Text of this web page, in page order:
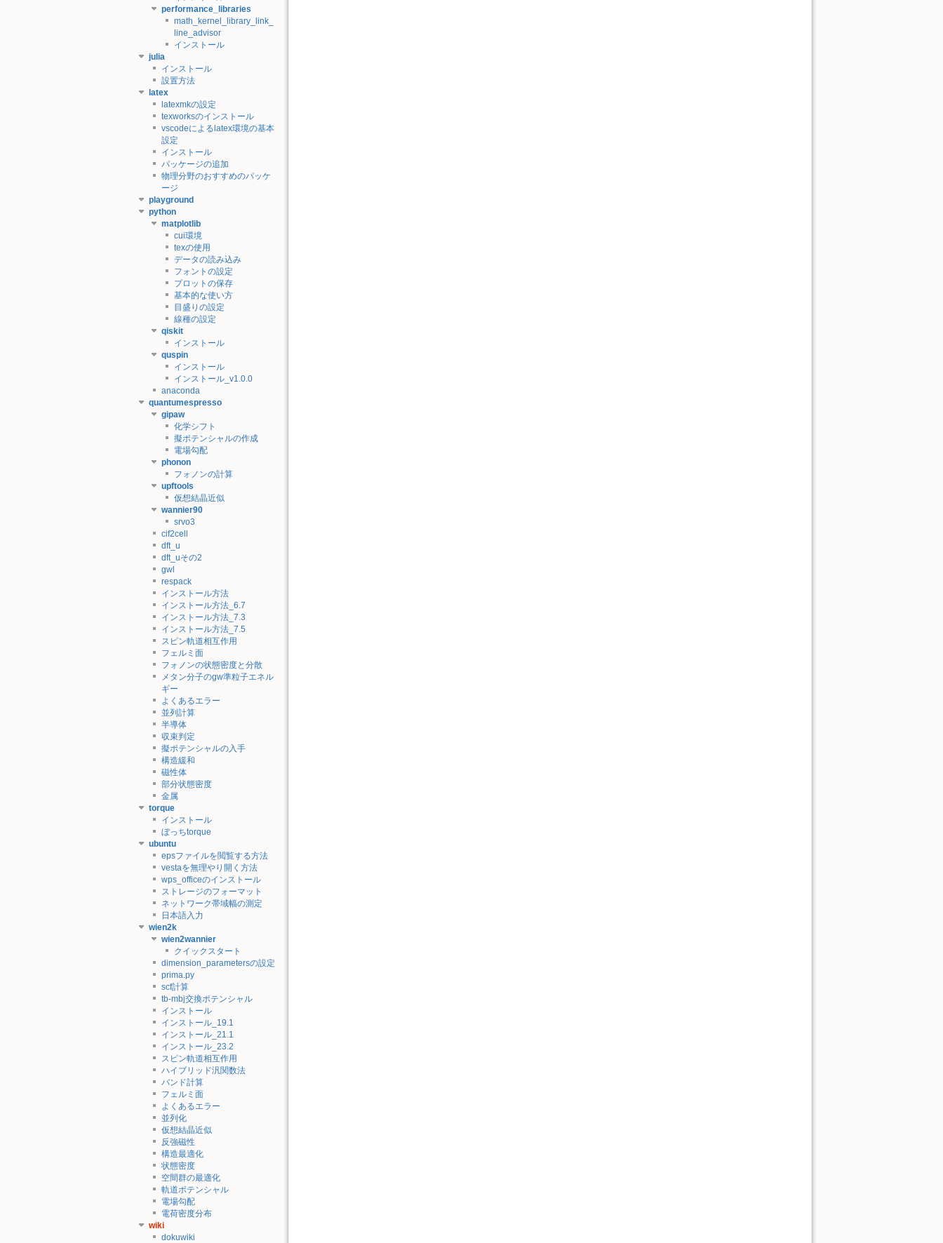
performance_libraries
math_kernel_library_link_
line_advisor
インストール
julia
インストール
設置方法
latex
latexmkの設定
texworksのインストール
vscodeによるlatex環境の基本
設定
インストール
パッケージの追加
物理分野のおすすめのパッケ
ージ
playground
python
matplotlib
cui環境
texの使用
データの読み込み
フォントの設定
プロットの保存
基本的な使い方
目盛りの設定
線種の設定
qiskit
インストール
quspin
インストール
インストール_v1.0.0
anaconda
quantumespresso
gipaw
化学シフト
擬ポテンシャルの作成
電場勾配
phonon
フォノンの計算
upftools
仮想結晶近似
wannier90
srvo3
cif2cell
dft_u
dft_uその2
gwl
respack
インストール方法
インストール方法_6.7
インストール方法_7.3
インストール方法_7.5
スピン軌道相互作用
フェルミ面
フォノンの状態密度と分散
メタン分子のgw準粒子エネル
ギー
よくあるエラー
並列計算
半導体
収束判定
擬ポテンシャルの入手
構造緩和
磁性体
部分状態密度
金属
torque
インストール
ぼっちtorque
ubuntu
epsファイルを閲覧する方法
vestaを無理やり開く方法
wps_officeのインストール
ストレージのフォーマット
ネットワーク帯域幅の測定
日本語入力
wien2k
wien2wannier
クイックスタート
dimension_parametersの設定
prima.py
scf計算
tb-mbj交換ポテンシャル
インストール
インストール_19.1
インストール_21.1
インストール_23.2
スピン軌道相互作用
ハイブリッド汎関数法
バンド計算
フェルミ面
よくあるエラー
並列化
仮想結晶近似
反強磁性
構造最適化
状態密度
空間群の最適化
軌道ポテンシャル
電場勾配
電荷密度分布
wiki
dokuwiki